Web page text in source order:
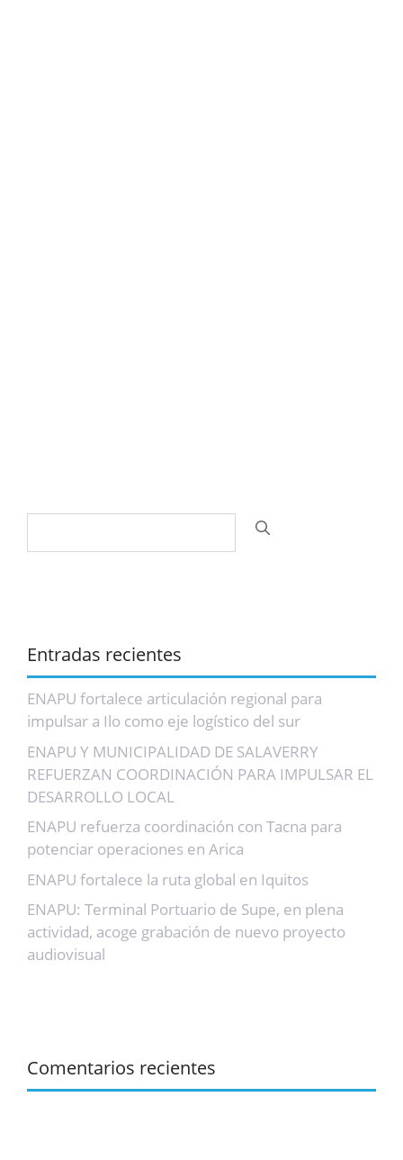
Entradas recientes
ENAPU fortalece articulación regional para
impulsar a Ilo como eje logístico del sur
ENAPU Y MUNICIPALIDAD DE SALAVERRY
REFUERZAN COORDINACIÓN PARA IMPULSAR EL
DESARROLLO LOCAL
ENAPU refuerza coordinación con Tacna para
potenciar operaciones en Arica
ENAPU fortalece la ruta global en Iquitos
ENAPU: Terminal Portuario de Supe, en plena
actividad, acoge grabación de nuevo proyecto
audiovisual
Comentarios recientes